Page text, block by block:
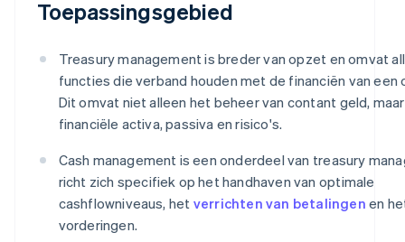
Toepassingsgebied
Treasury management is breder van opzet en omvat
functies die verband houden met de financiën van een
Dit omvat niet alleen het beheer van contant geld,
financiële activa, passiva en risico's.
Cash management is een onderdeel van treasury
richt zich specifiek op het handhaven van optimale
cashflowniveaus, het verrichten van betalingen en
vorderingen.